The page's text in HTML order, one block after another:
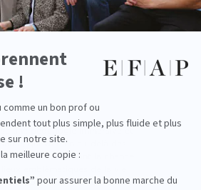
diplomatie, créativité,
et politiques, maîtrise des outils
une pédagogie immersive et
qui va bien au-delà des
Les étudiants ont la chance
pour mieux comprendre le